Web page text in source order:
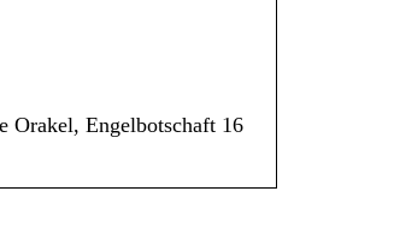
Orakel, Engelbotschaft 16